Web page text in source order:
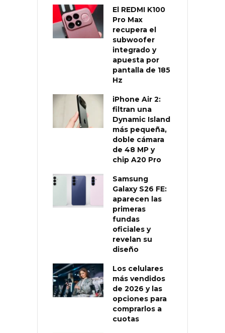
El REDMI K100
Pro Max
recupera el
subwoofer
integrado y
apuesta por
pantalla de 185
Hz
iPhone Air 2:
filtran una
Dynamic Island
más pequeña,
doble cámara
de 48 MP y
chip A20 Pro
Samsung
Galaxy S26 FE:
aparecen las
primeras
fundas
oficiales y
revelan su
diseño
Los celulares
más vendidos
de 2026 y las
opciones para
comprarlos a
cuotas